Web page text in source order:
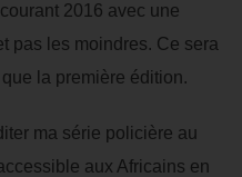
2016 avec une
pas les moindres. Ce sera
la première édition.
ma série policière au
aux Africains en